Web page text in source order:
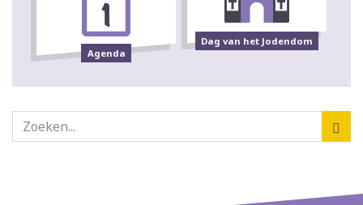
Agenda
Dag van het Jodendom